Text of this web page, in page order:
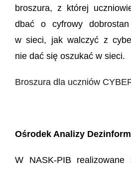
broszura, z której
dbać o cyfrowy
w sieci, jak walczyć z
nie dać się oszukać w sieci.
Broszura dla uczniów
Ośrodek Analizy
W NASK-PIB realizowane